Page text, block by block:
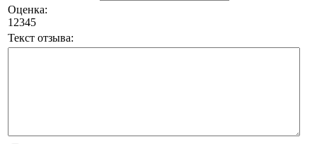
Оценка:
1 2345
Текст отзыва: